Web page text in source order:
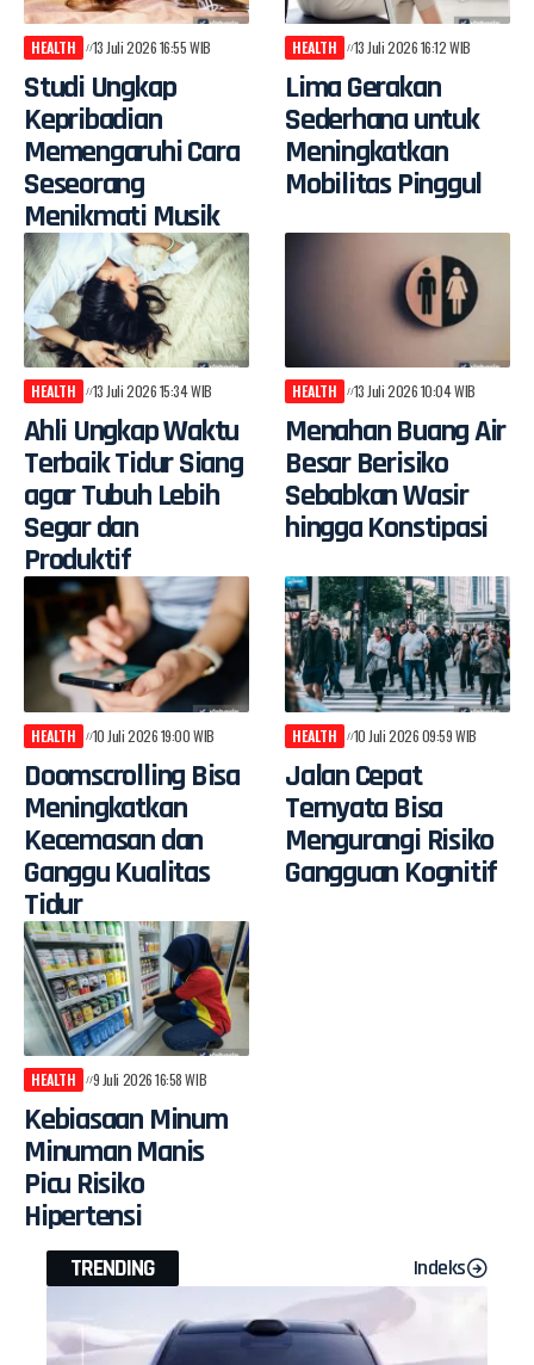
HEALTH 13 Juli 2026 16:55 WIB
Studi Ungkap
Kepribadian
Memengaruhi Cara
Seseorang
Menikmati Musik
HEALTH 13 Juli 2026 16:12 WIB
Lima Gerakan
Sederhana untuk
Meningkatkan
Mobilitas Pinggul
HEALTH 13 Juli 2026 15:34 WIB
Ahli Ungkap Waktu
Terbaik Tidur Siang
agar Tubuh Lebih
Segar dan
Produktif
HEALTH 13 Juli 2026 10:04 WIB
Menahan Buang Air
Besar Berisiko
Sebabkan Wasir
hingga Konstipasi
HEALTH 10 Juli 2026 19:00 WIB
Doomscrolling Bisa
Meningkatkan
Kecemasan dan
Ganggu Kualitas
Tidur
HEALTH 10 Juli 2026 09:59 WIB
Jalan Cepat
Ternyata Bisa
Mengurangi Risiko
Gangguan Kognitif
HEALTH 9 Juli 2026 16:58 WIB
Kebiasaan Minum
Minuman Manis
Picu Risiko
Hipertensi
TRENDING Indeks